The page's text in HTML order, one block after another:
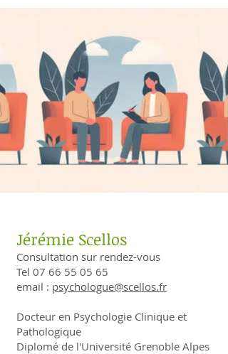
Jérémie Scellos
Consultation sur rendez-vous
Tel 07 66 55 05 65
email : psychologue@scellos.fr
Docteur en Psychologie Clinique et
Pathologique
Diplomé de l'Université Grenoble Alpes